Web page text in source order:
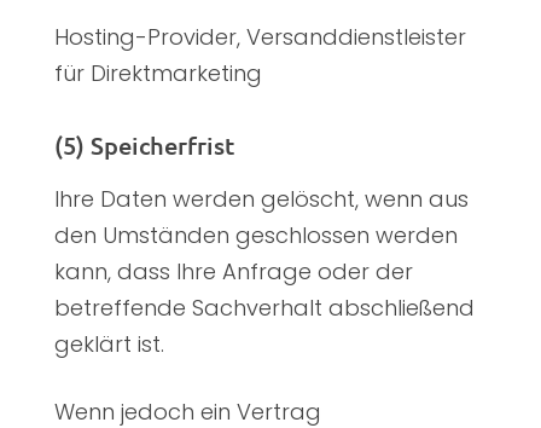
Hosting-Provider, Versanddienstleister
für Direktmarketing
(5) Speicherfrist
Ihre Daten werden gelöscht, wenn aus
den Umständen geschlossen werden
kann, dass Ihre Anfrage oder der
betreffende Sachverhalt abschließend
geklärt ist.
Wenn jedoch ein Vertrag